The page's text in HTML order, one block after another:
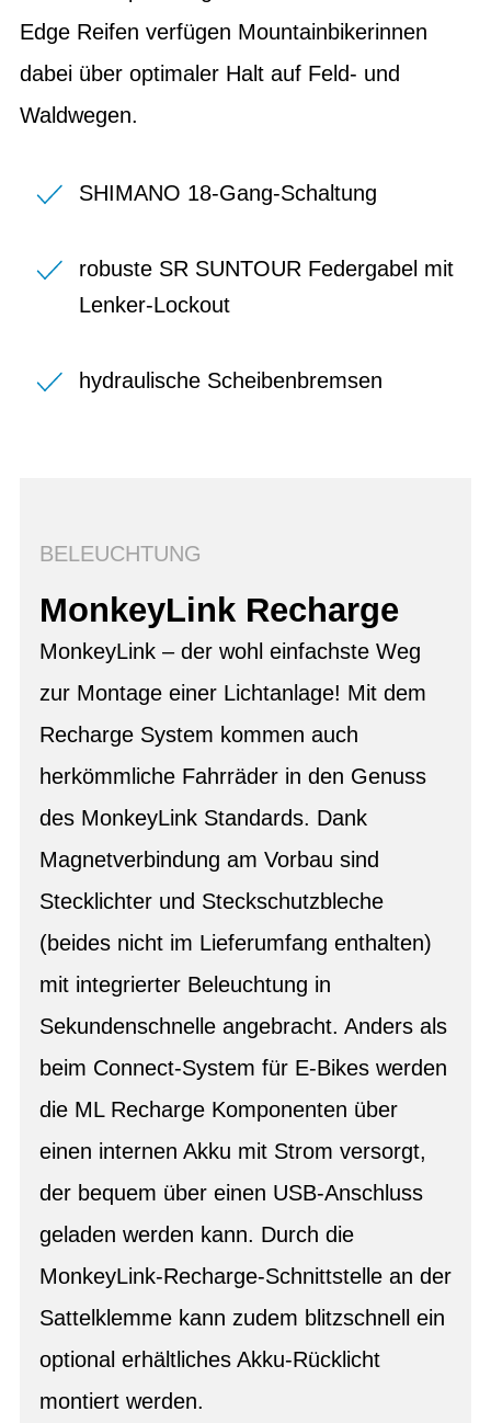
Edge Reifen verfügen Mountainbikerinnen
dabei über optimaler Halt auf Feld- und
Waldwegen.
SHIMANO 18-Gang-Schaltung
robuste SR SUNTOUR Federgabel mit
Lenker-Lockout
hydraulische Scheibenbremsen
BELEUCHTUNG
MonkeyLink Recharge
MonkeyLink – der wohl einfachste Weg
zur Montage einer Lichtanlage! Mit dem
Recharge System kommen auch
herkömmliche Fahrräder in den Genuss
des MonkeyLink Standards. Dank
Magnetverbindung am Vorbau sind
Stecklichter und Steckschutzbleche
(beides nicht im Lieferumfang enthalten)
mit integrierter Beleuchtung in
Sekundenschnelle angebracht. Anders als
beim Connect-System für E-Bikes werden
die ML Recharge Komponenten über
einen internen Akku mit Strom versorgt,
der bequem über einen USB-Anschluss
geladen werden kann. Durch die
MonkeyLink-Recharge-Schnittstelle an der
Sattelklemme kann zudem blitzschnell ein
optional erhältliches Akku-Rücklicht
montiert werden.